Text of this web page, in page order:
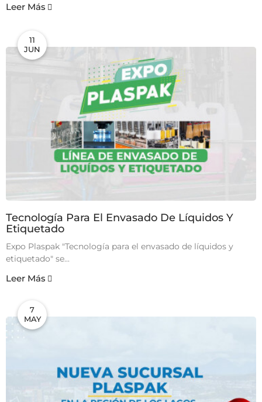
Leer Más
11
JUN
Tecnología Para El Envasado De Líquidos Y
Etiquetado
Expo Plaspak "Tecnología para el envasado de líquidos y
etiquetado" se...
Leer Más
7
MAY